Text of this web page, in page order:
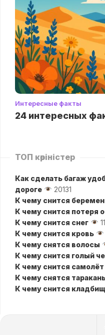
Интересные факты
24 интересных
ТОП көріністер
Как сделать багаж
дороге
20131
К чему снится
К чему снится потеря
К чему снится снег
К чему снится кровь
К чему снятся волосы
К чему снится голый
К чему снится самолёт
К чему снятся
К чему снится